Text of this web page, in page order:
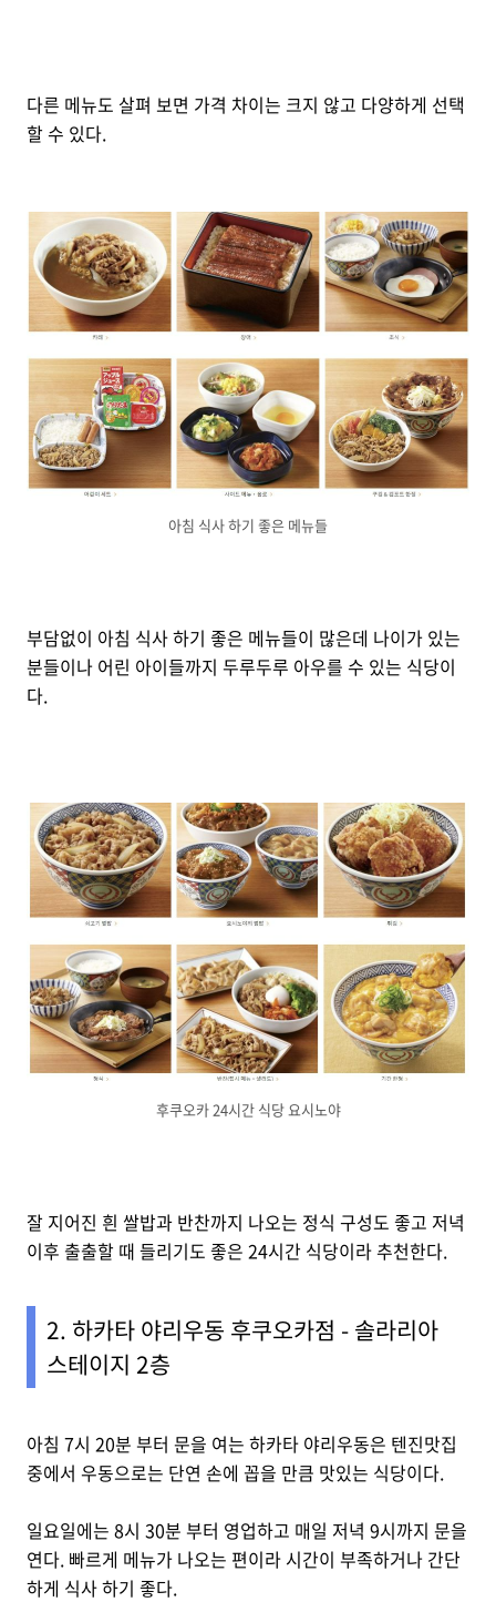
다른 메뉴도 살펴 보면 가격 차이는 크지 않고 다양하게 선택
할 수 있다.
아침 식사 하기 좋은 메뉴들
부담없이 아침 식사 하기 좋은 메뉴들이 많은데 나이가 있는
분들이나 어린 아이들까지 두루두루 아우를 수 있는 식당이
다.
후쿠오카 24시간 식당 요시노야
잘 지어진 흰 쌀밥과 반찬까지 나오는 정식 구성도 좋고 저녁
이후 출출할 때 들리기도 좋은 24시간 식당이라 추천한다.
2. 하카타 야리우동 후쿠오카점 - 솔라리아
스테이지 2층
아침 7시 20분 부터 문을 여는 하카타 야리우동은 텐진맛집
중에서 우동으로는 단연 손에 꼽을 만큼 맛있는 식당이다.
일요일에는 8시 30분 부터 영업하고 매일 저녁 9시까지 문을
연다. 빠르게 메뉴가 나오는 편이라 시간이 부족하거나 간단
하게 식사 하기 좋다.